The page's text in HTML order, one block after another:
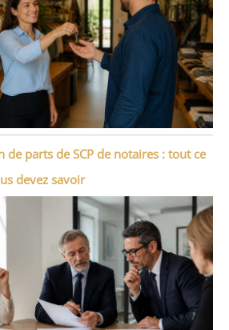
de parts de SCP de notaires : tout ce
devez savoir